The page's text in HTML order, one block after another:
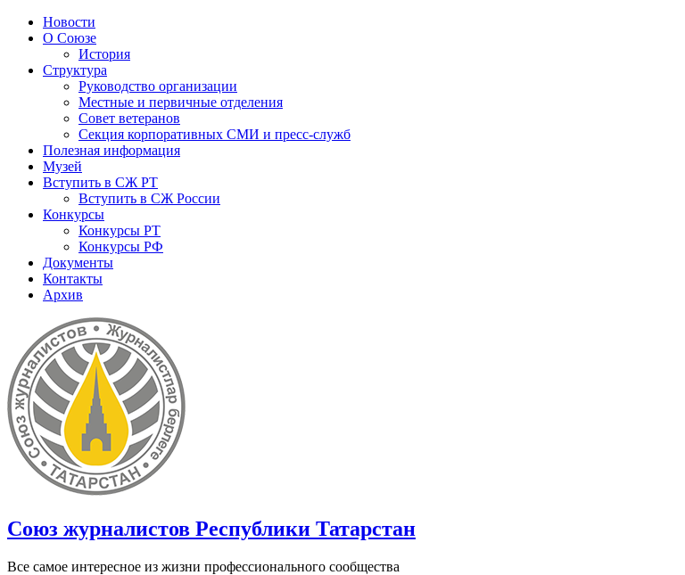
Новости
О Союзе
История
Структура
Руководство организации
Местные и первичные отделения
Совет ветеранов
Секция корпоративных СМИ и пресс-служб
Полезная информация
Музей
Вступить в СЖ РТ
Вступить в СЖ России
Конкурсы
Конкурсы РТ
Конкурсы РФ
Документы
Контакты
Архив
Союз журналистов Республики Татарстан
Все самое интересное из жизни профессионального сообщества